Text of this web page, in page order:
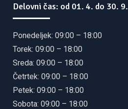
Delovni čas: od 01. 4. do 30. 9.
Ponedeljek: 09:00 – 18:00
Torek: 09:00 – 18:00
Sreda: 09:00 – 18:00
Četrtek: 09:00 – 18:00
Petek: 09:00 – 18:00
Sobota: 09:00 – 18:00